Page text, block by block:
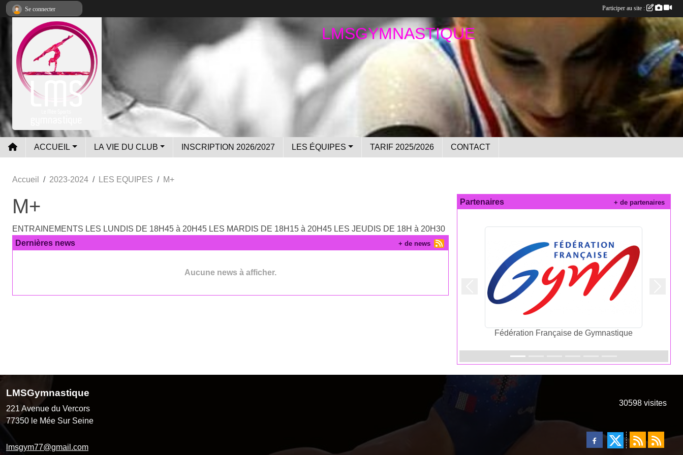
LMSGYMNASTIQUE
ACCUEIL LA VIE DU CLUB INSCRIPTION 2026/2027 LES ÉQUIPES TARIF 2025/2026 CONTACT
Accueil 2023-2024 LES EQUIPES M+
M+
ENTRAINEMENTS LES LUNDIS DE 18H45 à 20H45 LES MARDIS DE 18H15 à 20H45 LES JEUDIS DE 18H à 20H30
Dernières news
Aucune news à afficher.
+ de news
Partenaires
Fédération Française de Gymnastique
Précedent
+ de partenaires
LMSGymnastique
221 Avenue du Vercors
77350 le Mée Sur Seine
lmsgym77@gmail.com
30598 visites
Se connecter Participer au site :
Panneau de gestion des cookies